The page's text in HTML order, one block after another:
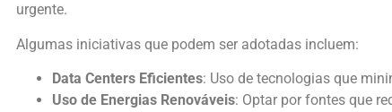
urgente.
Algumas iniciativas que podem ser adotadas incluem:
Data Centers Eficientes: Uso de tecnologias que
Uso de Energias Renováveis: Optar por fontes que